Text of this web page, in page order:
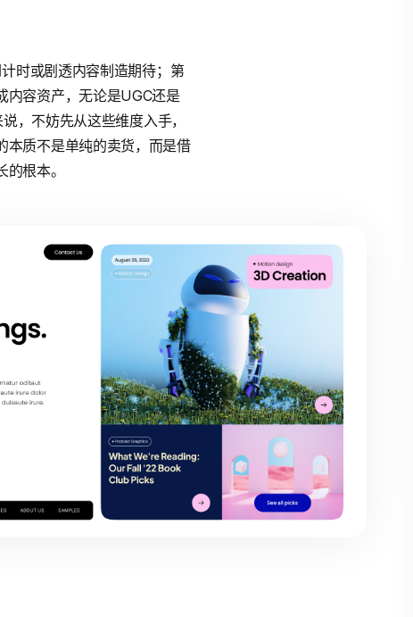
时或剧透内容制造期待；第
内容资产，无论是UGC还是
，不妨先从这些维度入手，
本质不是单纯的卖货，而是借
根本。